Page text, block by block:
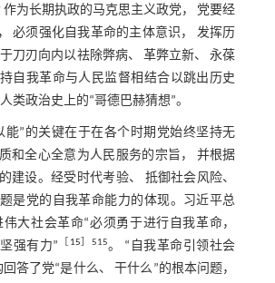
作为长期执政的马克思主义政党， 党要经
必须强化自我革命的主体意识， 发挥历
刀刃向内以祛除弊病、 革弊立新、 永葆
自我革命与人民监督相结合以跳出历史
类政治史上的“哥德巴赫猜想”。
能”的关键在于在各个时期党始终坚持无
和全心全意为人民服务的宗旨， 并根据
建设。经受时代考验、 抵御社会风险、
是党的自我革命能力的体现。习近平总
大社会革命“必须勇于进行自我革命，
强有力”
15 ］515。 “自我革命引领社会
答了党“是什么、 干什么”的根本问题，